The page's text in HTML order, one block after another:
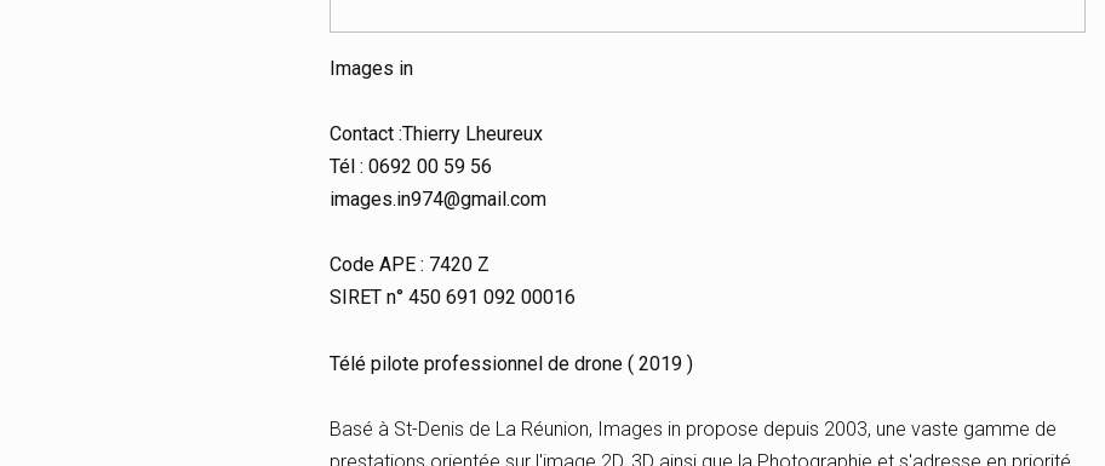
Images in
Contact :Thierry Lheureux
Tél : 0692 00 59 56
images.in974@gmail.com
Code APE : 7420 Z
SIRET n° 450 691 092 00016
Télé pilote professionnel de drone ( 2019 )
Basé à St-Denis de La Réunion, Images in propose depuis 2003, une vaste gamme de